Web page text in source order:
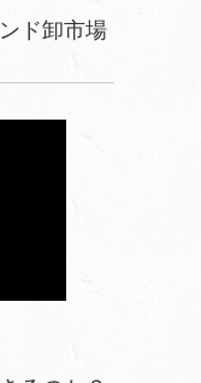
ド卸市場